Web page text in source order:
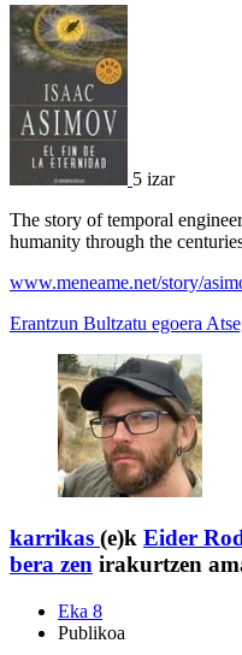
5 izar
The story of temporal
humanity through the
www.meneame.net/story/
Erantzun Bultzatu egoera
karrikas (e)k Eider
bera zen irakurtzen
Eka 8
Publikoa